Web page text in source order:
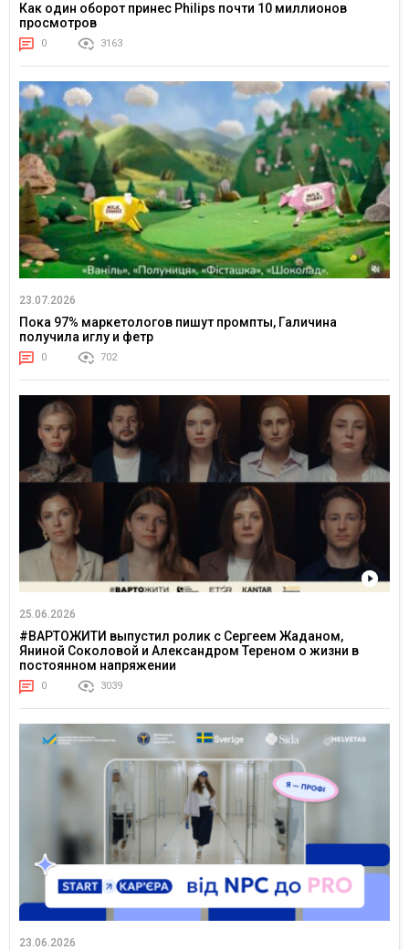
Как один оборот принес Philips почти 10 миллионов
просмотров
0 3163
23.07.2026
Пока 97% маркетологов пишут промпты, Галичина
получила иглу и фетр
0 702
25.06.2026
#ВАРТОЖИТИ выпустил ролик с Сергеем Жаданом,
Яниной Соколовой и Александром Тереном о жизни в
постоянном напряжении
0 3039
23.06.2026